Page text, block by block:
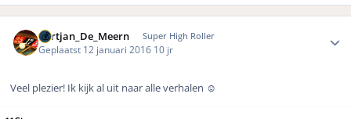
Gertjan_De_Meern Super High Roller
Geplaatst 12 januari 2016 10 jr
Veel plezier! Ik kijk al uit naar alle verhalen ☺️